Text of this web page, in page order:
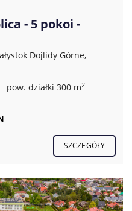
- 5 pokoi -
Dojlidy Górne,
pow. działki 300 m2
SZCZEGÓŁY